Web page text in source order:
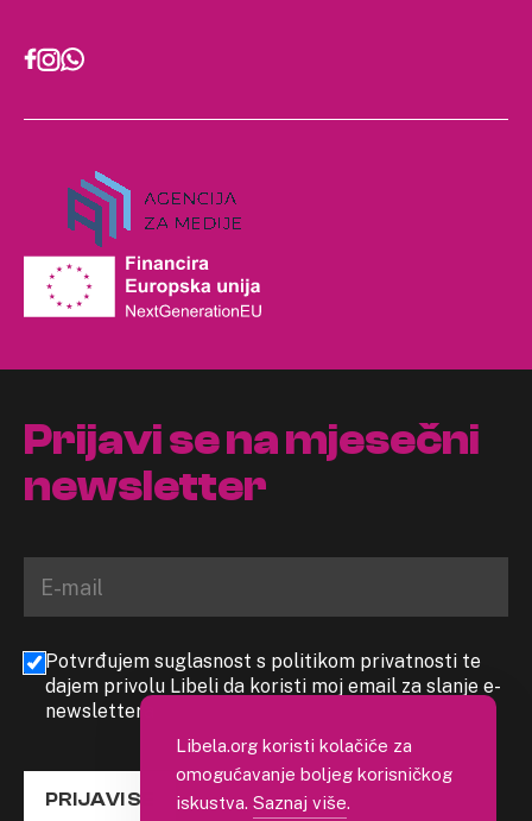
Prijavi se na mjesečni
newsletter
Potvrđujem suglasnost s politikom privatnosti te
dajem privolu Libeli da koristi moj email za slanje e-
newslettera
PRIJAVI SE
Libela.org koristi kolačiće za
omogućavanje boljeg korisničkog
iskustva. Saznaj više.